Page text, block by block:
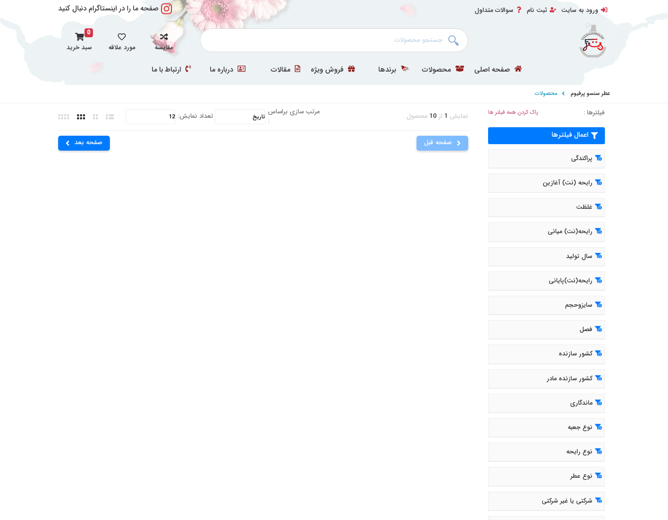
ورود به سایت ثبت نام سوالات متداول صفحه ما را در اینستاگرام دنبال کنید
مقایسه مورد علاقه
0
سبد خرید
صفحه اصلی محصولات برندها فروش ویژه مقالات درباره ما ارتباط با ما
عطر سنسو پرفیوم محصولات
نمایش 1 از 10 محصول
مرتب سازی براساس
:
تعداد نمایش:
صفحه قبل صفحه بعد
فیلترها : پاک کردن همه فیلتر ها
اعمال فیلترها
پراکندگی
رایحه (نت) آغازین
غلظت
رایحه(نت) میانی
سال تولید
رایحه(نت)پایانی
سایزوحجم
فصل
کشور سازنده
کشور سازنده مادر
ماندگاری
نوع جعبه
نوع رایحه
نوع عطر
شرکتی یا غیر شرکتی